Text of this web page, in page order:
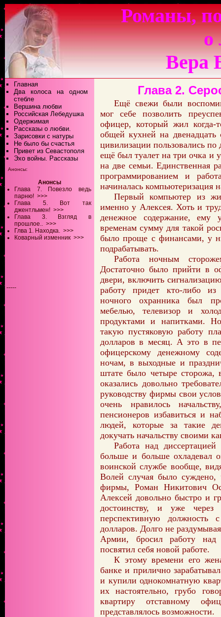
Романы,
о
Вера
Главная
Два колоса на одном
стебле
Вершина любви
Российская Лебедушка
Одержимая
Рассказы о любви.
Зарисовки с натуры
Не было бы счастья
Привет из Севастополя
Эхо войны. Рассказы
Анонсы:
Анонсы
Глава 7. Повезло ведь
парню! >>>
Глава 5. Вот так
джентльмен! >>>
Глава 3. Взгляд в
прошлое.. >>>
Глва 1. Находка. >>>
Коварный изменник >>>
-----
Глава 2.
Ещё свежи были
мог себе позволить
офицер, который жил
общей кухней на
цивилизации пользовались
ещё был туалет на три очка и
на две семьи. Единственная
программированием и
начиналась компьютеризация
Первый компьютер из
именно у Алексея. Хоть и
денежное содержание, ему
временам сумму для такой
было проще с финансами, у
подрабатывать.
Работа ночным
Достаточно было прийти в
двери, включить
работу придет кто-либо
ночного охранника был
мебелью, телевизор и
продуктами и напитками.
такую пустяковую работу
долларов в месяц. А это в
офицерскому денежному
ночам, в выходные и
штате было четыре
оказались довольно
руководству фирмы свои
очень нравилось
пенсионеров избавиться и
людей, которые за такие
докучать начальству своими
Работа над
больше и больше охладевал
воинской службе вообще,
Волей случая было суждено,
фирмы, Роман Никитович
Алексей довольно быстро и
достоинству, и уже
перспективную
долларов. Долго не
Армии, бросил работу над
посвятил себя новой работе.
К этому времени его
банке и прилично
и купили однокомнатную
их настоятельно, грубо
квартиру отставному
представлялось возможности.